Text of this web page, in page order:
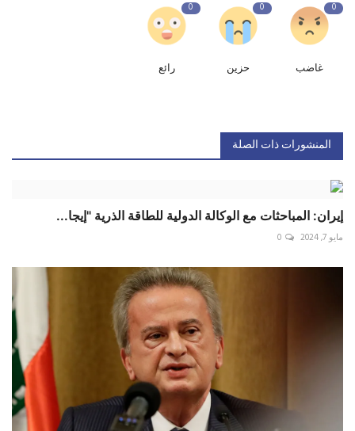
0
غاضب
0
حزين
0
رائع
المنشورات ذات الصلة
إيران: المباحثات مع الوكالة الدولية للطاقة الذرية "إيجا...
مايو 7, 2024 0